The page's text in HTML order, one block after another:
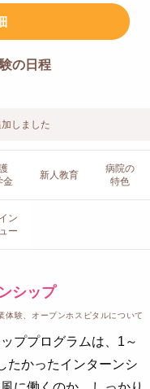
の日程
しました
金
新人教育
病院の
特色
ン
ー
シップ
体験、オープンホスピタルについて
ププログラムは、1～
たかったインターンシ